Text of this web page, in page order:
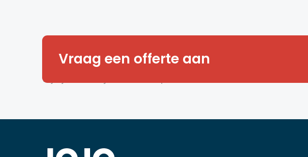
Interesse?
Niet zeker welke cameratechnologie bij uw bedrijf past? Vraag een
vrijblijvende analyse en offerte op maat.
Vraag een offerte aan